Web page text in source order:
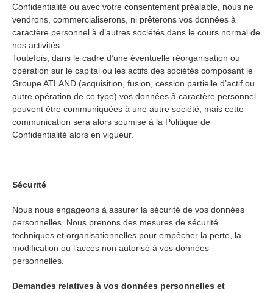
Confidentialité ou avec votre consentement préalable, nous ne
vendrons, commercialiserons, ni prêterons vos données à
caractère personnel à d’autres sociétés dans le cours normal de
nos activités.
Toutefois, dans le cadre d’une éventuelle réorganisation ou
opération sur le capital ou les actifs des sociétés composant le
Groupe ATLAND (acquisition, fusion, cession partielle d’actif ou
autre opération de ce type) vos données à caractère personnel
peuvent être communiquées à une autre société, mais cette
communication sera alors soumise à la Politique de
Confidentialité alors en vigueur.
Sécurité
Nous nous engageons à assurer la sécurité de vos données
personnelles. Nous prenons des mesures de sécurité
techniques et organisationnelles pour empêcher la perte, la
modification ou l’accès non autorisé à vos données
personnelles.
Demandes relatives à vos données personnelles et